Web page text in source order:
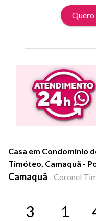
Quero
Casa em Condomínio
Timóteo, Camaquã -
Camaquã - Coronel
3 1